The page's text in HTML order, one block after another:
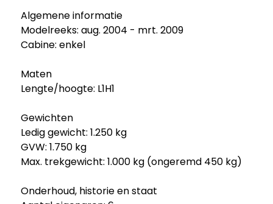
Algemene informatie
Modelreeks: aug. 2004 - mrt. 2009
Cabine: enkel
Maten
Lengte/hoogte: L1H1
Gewichten
Ledig gewicht: 1.250 kg
GVW: 1.750 kg
Max. trekgewicht: 1.000 kg (ongeremd 450 kg)
Onderhoud, historie en staat